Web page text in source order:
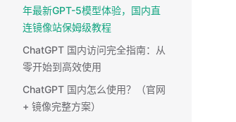
年最新GPT-5模型体验，国内直
连镜像站保姆级教程
ChatGPT 国内访问完全指南：从
零开始到高效使用
ChatGPT 国内怎么使用？（官网
+ 镜像完整方案） ​